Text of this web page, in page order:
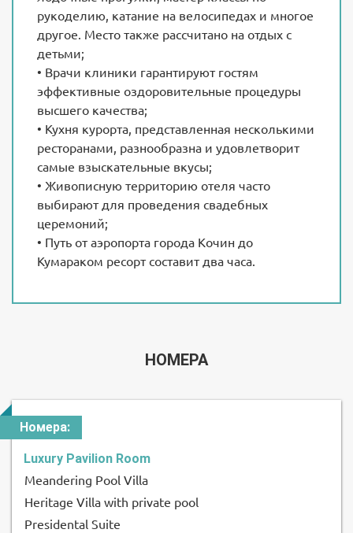
рукоделию, катание на велосипедах и многое
другое. Место также рассчитано на отдых с
детьми;
• Врачи клиники гарантируют гостям
эффективные оздоровительные процедуры
высшего качества;
• Кухня курорта, представленная несколькими
ресторанами, разнообразна и удовлетворит
самые взыскательные вкусы;
• Живописную территорию отеля часто
выбирают для проведения свадебных
церемоний;
• Путь от аэропорта города Кочин до
Кумараком ресорт составит два часа.
НОМЕРА
Номера:
Luxury Pavilion Room
Meandering Pool Villa
Heritage Villa with private pool
Presidental Suite